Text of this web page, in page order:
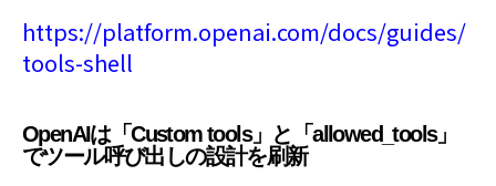
https://platform.openai.com/docs/guides/
tools-shell
OpenAIは「Custom tools」と「allowed_tools」
でツール呼び出しの設計を刷新